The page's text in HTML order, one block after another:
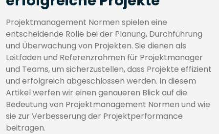
Projektmanagement Normen spielen eine
entscheidende Rolle bei der Planung, Durchführung
und Überwachung von Projekten. Sie dienen als
Leitfaden und Referenzrahmen für Projektmanager
und Teams, um sicherzustellen, dass Projekte effizient
und erfolgreich abgeschlossen werden. In diesem
Artikel werfen wir einen genaueren Blick auf die
Bedeutung von Projektmanagement Normen und wie
sie zur Verbesserung der Projektperformance
beitragen.